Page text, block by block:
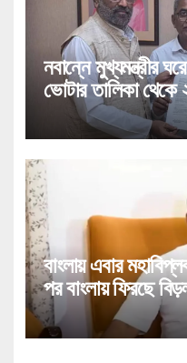
নবান্নে মুখ্যমন্ত্রীর
ভোটার তালিকা থেকে
পড়া নিয়ে বিরাট
বাংলায় এবার
পর বাংলায় ফিরছে